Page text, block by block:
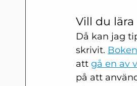
Vill du
Då kan jag
skrivit.
att gå en av
på att